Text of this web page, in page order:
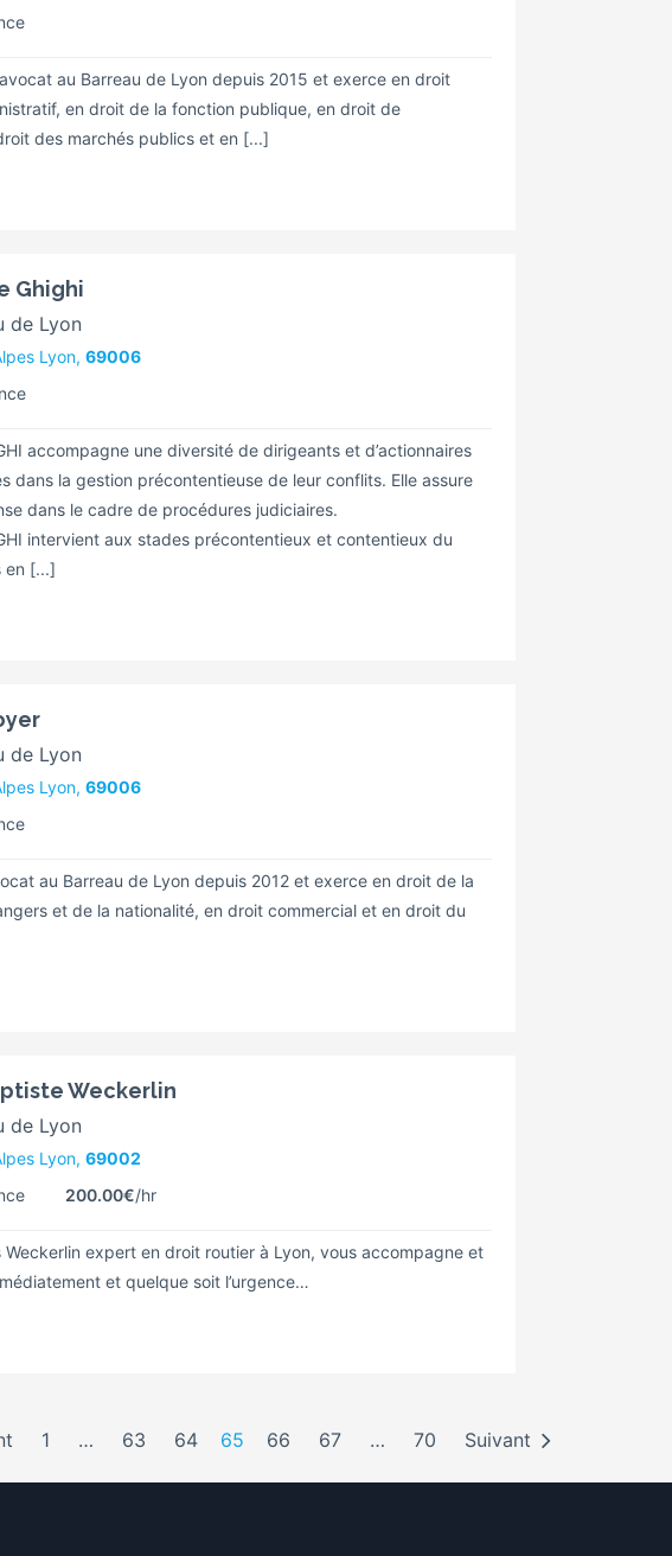
au Barreau de Lyon depuis 2015 et exerce en droit
en droit de la fonction publique, en droit de
des marchés publics et en [...]
Ghighi
de Lyon
Lyon, 69006
accompagne une diversité de dirigeants et d’actionnaires
dans la gestion précontentieuse de leur conflits. Elle assure
dans le cadre de procédures judiciaires.
intervient aux stades précontentieux et contentieux du
en [...]
de Lyon
Lyon, 69006
au Barreau de Lyon depuis 2012 et exerce en droit de la
et de la nationalité, en droit commercial et en droit du
Weckerlin
de Lyon
Lyon, 69002
200.00€/hr
Weckerlin expert en droit routier à Lyon, vous accompagne et
et quelque soit l’urgence…
1 … 63 64 65 66 67 … 70 Suivant